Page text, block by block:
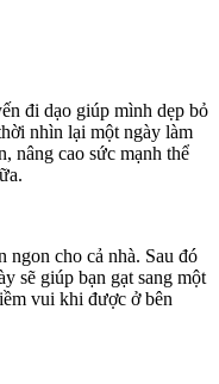
đi dạo giúp mình dẹp bỏ
nhìn lại một ngày làm
nâng cao sức mạnh thể
ngon cho cả nhà. Sau đó
sẽ giúp bạn gạt sang một
vui khi được ở bên